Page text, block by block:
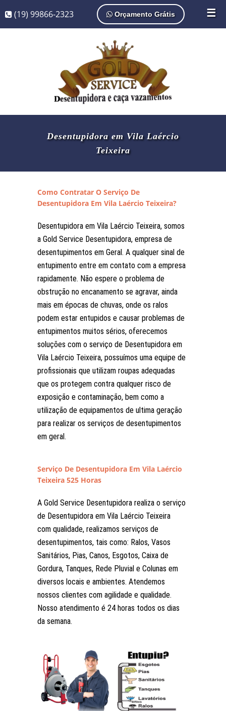
☰
(19) 99866-2323 Orçamento Grátis
Desentupidora em Vila Laércio
Teixeira
Como Contratar O Serviço De
Desentupidora Em Vila Laércio Teixeira?
Desentupidora em Vila Laércio Teixeira, somos
a Gold Service Desentupidora, empresa de
desentupimentos em Geral. A qualquer sinal de
entupimento entre em contato com a empresa
rapidamente. Não espere o problema de
obstrução no encanamento se agravar, ainda
mais em épocas de chuvas, onde os ralos
podem estar entupidos e causar problemas de
entupimentos muitos sérios, oferecemos
soluções com o serviço de Desentupidora em
Vila Laércio Teixeira, possuímos uma equipe de
profissionais que utilizam roupas adequadas
que os protegem contra qualquer risco de
exposição e contaminação, bem como a
utilização de equipamentos de ultima geração
para realizar os serviços de desentupimentos
em geral.
Serviço De Desentupidora Em Vila Laércio
Teixeira 525 Horas
A Gold Service Desentupidora realiza o serviço
de Desentupidora em Vila Laércio Teixeira
com qualidade, realizamos serviços de
desentupimentos, tais como: Ralos, Vasos
Sanitários, Pias, Canos, Esgotos, Caixa de
Gordura, Tanques, Rede Pluvial e Colunas em
diversos locais e ambientes. Atendemos
nossos clientes com agilidade e qualidade.
Nosso atendimento é 24 horas todos os dias
da semana.